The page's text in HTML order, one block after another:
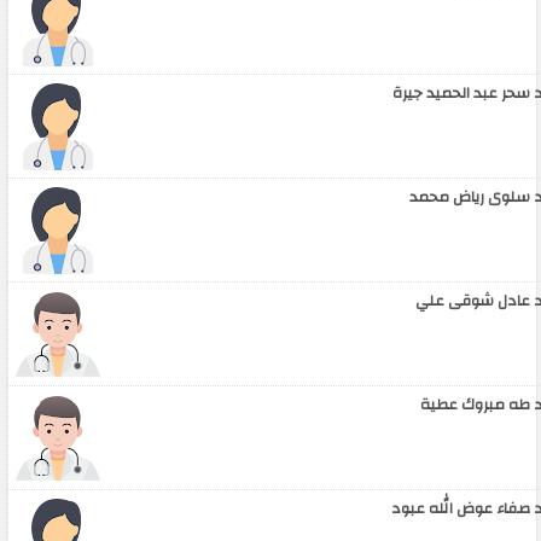
سحر عبد الحميد جيرة
سلوى رياض محمد
عادل شوقى علي
طه مبروك عطية
صفاء عوض الله عبود